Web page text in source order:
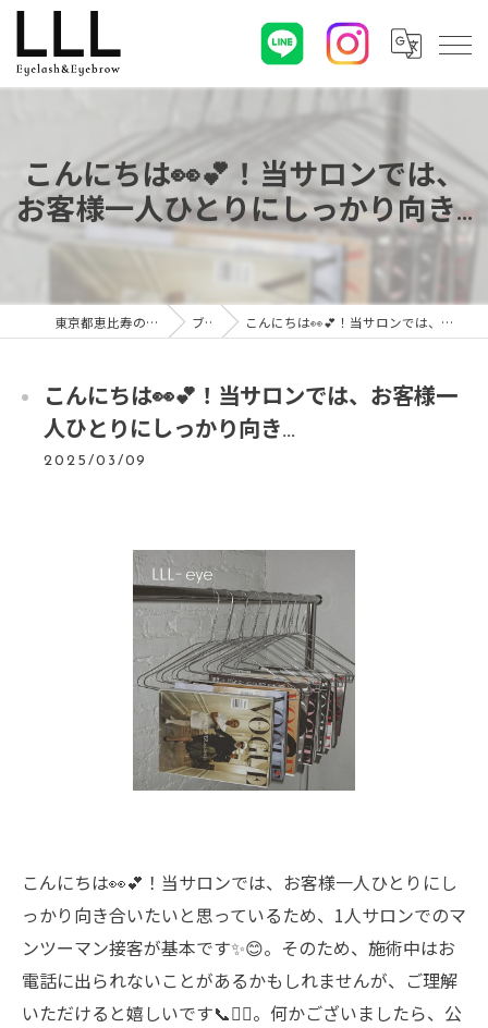
こんにちは👀💕！当サロンでは、
お客様一人ひとりにしっかり向き...
東京都恵比寿のマツエクならLLL ブログ こんにちは👀💕！当サロンでは、お客様一人ひとりにしっかり向き...
こんにちは👀💕！当サロンでは、お客様一
人ひとりにしっかり向き...
2025/03/09
こんにちは👀💕！当サロンでは、お客様一人ひとりにし
っかり向き合いたいと思っているため、1人サロンでのマ
ンツーマン接客が基本です✨😊。そのため、施術中はお
電話に出られないことがあるかもしれませんが、ご理解
いただけると嬉しいです📞🙇‍♀️。何かございましたら、公